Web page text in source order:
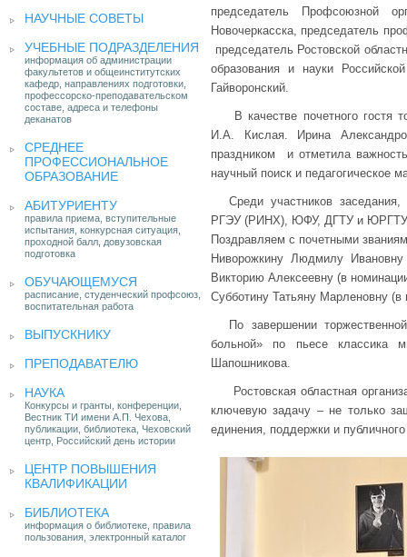
НАУЧНЫЕ СОВЕТЫ
УЧЕБНЫЕ ПОДРАЗДЕЛЕНИЯ
информация об администрации
факультетов и общеинститутских
кафедр, направлениях подготовки,
профессорско-преподавательском
составе, адреса и телефоны
деканатов
СРЕДНЕЕ
ПРОФЕССИОНАЛЬНОЕ
ОБРАЗОВАНИЕ
АБИТУРИЕНТУ
правила приема, вступительные
испытания, конкурсная ситуация,
проходной балл, довузовская
подготовка
ОБУЧАЮЩЕМУСЯ
расписание, студенческий профсоюз,
воспитательная работа
ВЫПУСКНИКУ
ПРЕПОДАВАТЕЛЮ
НАУКА
Конкурсы и гранты, конференции,
Вестник ТИ имени А.П. Чехова,
публикации, библиотека, Чеховский
центр, Российский день истории
ЦЕНТР ПОВЫШЕНИЯ
КВАЛИФИКАЦИИ
БИБЛИОТЕКА
информация о библиотеке, правила
пользования, электронный каталог
председатель Профсоюзной
Новочеркасска, председатель
председатель Ростовской
образования и науки
Гайворонский.
В качестве почетного
И.А. Кислая. Ирина
праздником и отметила
научный поиск и педагогическое
Среди участников
РГЭУ (РИНХ), ЮФУ, ДГТУ и
Поздравляем с почетными
Ниворожкину Людмилу
Викторию Алексеевну (в
Субботину Татьяну Марленовну
По завершении
больной» по пьесе классика
Шапошникова.
Ростовская областная
ключевую задачу – не только
единения, поддержки и